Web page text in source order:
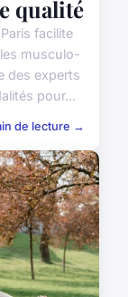
qualité
facilite
musculo-
des experts
pour...
de lecture →